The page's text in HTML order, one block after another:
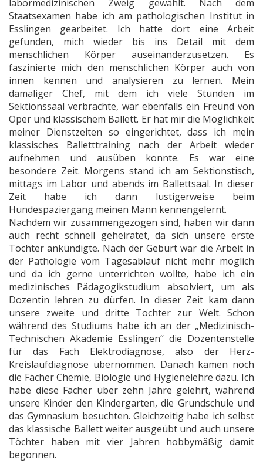
labormedizinischen Zweig gewählt. Nach dem
Staatsexamen habe ich am pathologischen Institut in
Esslingen gearbeitet. Ich hatte dort eine Arbeit
gefunden, mich wieder bis ins Detail mit dem
menschlichen Körper auseinanderzusetzen. Es
faszinierte mich den menschlichen Körper auch von
innen kennen und analysieren zu lernen. Mein
damaliger Chef, mit dem ich viele Stunden im
Sektionssaal verbrachte, war ebenfalls ein Freund von
Oper und klassischem Ballett. Er hat mir die Möglichkeit
meiner Dienstzeiten so eingerichtet, dass ich mein
klassisches Balletttraining nach der Arbeit wieder
aufnehmen und ausüben konnte. Es war eine
besondere Zeit. Morgens stand ich am Sektionstisch,
mittags im Labor und abends im Ballettsaal. In dieser
Zeit habe ich dann lustigerweise beim
Hundespaziergang meinen Mann kennengelernt.
Nachdem wir zusammengezogen sind, haben wir dann
auch recht schnell geheiratet, da sich unsere erste
Tochter ankündigte. Nach der Geburt war die Arbeit in
der Pathologie vom Tagesablauf nicht mehr möglich
und da ich gerne unterrichten wollte, habe ich ein
medizinisches Pädagogikstudium absolviert, um als
Dozentin lehren zu dürfen. In dieser Zeit kam dann
unsere zweite und dritte Tochter zur Welt. Schon
während des Studiums habe ich an der „Medizinisch-
Technischen Akademie Esslingen“ die Dozentenstelle
für das Fach Elektrodiagnose, also der Herz-
Kreislaufdiagnose übernommen. Danach kamen noch
die Fächer Chemie, Biologie und Hygienelehre dazu. Ich
habe diese Fächer über zehn Jahre gelehrt, während
unsere Kinder den Kindergarten, die Grundschule und
das Gymnasium besuchten. Gleichzeitig habe ich selbst
das klassische Ballett weiter ausgeübt und auch unsere
Töchter haben mit vier Jahren hobbymäßig damit
begonnen.